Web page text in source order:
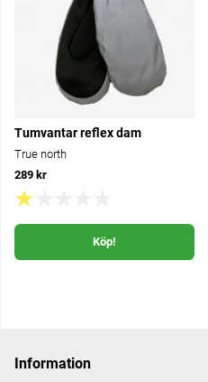
Tumvantar reflex dam
True north
289 kr
Köp!
Information